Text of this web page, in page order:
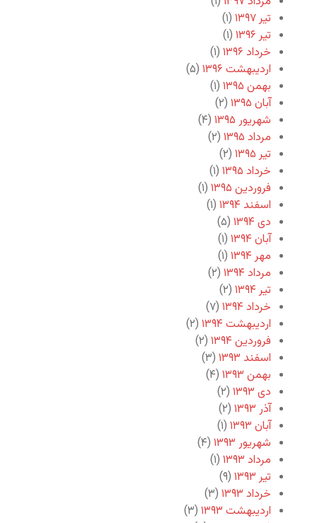
تیر ۱۳۹۷
(۱)
تیر ۱۳۹۶
(۱)
خرداد ۱۳۹۶
(۱)
اردیبهشت ۱۳۹۶
(۵)
بهمن ۱۳۹۵
(۱)
آبان ۱۳۹۵
(۲)
شهریور ۱۳۹۵
(۴)
مرداد ۱۳۹۵
(۲)
تیر ۱۳۹۵
(۲)
خرداد ۱۳۹۵
(۱)
فروردین ۱۳۹۵
(۱)
اسفند ۱۳۹۴
(۱)
دی ۱۳۹۴
(۵)
آبان ۱۳۹۴
(۱)
مهر ۱۳۹۴
(۱)
مرداد ۱۳۹۴
(۲)
تیر ۱۳۹۴
(۲)
خرداد ۱۳۹۴
(۷)
اردیبهشت ۱۳۹۴
(۲)
فروردین ۱۳۹۴
(۲)
اسفند ۱۳۹۳
(۳)
بهمن ۱۳۹۳
(۴)
دی ۱۳۹۳
(۲)
آذر ۱۳۹۳
(۲)
آبان ۱۳۹۳
(۱)
شهریور ۱۳۹۳
(۴)
مرداد ۱۳۹۳
(۱)
تیر ۱۳۹۳
(۹)
خرداد ۱۳۹۳
(۳)
اردیبهشت ۱۳۹۳
(۳)